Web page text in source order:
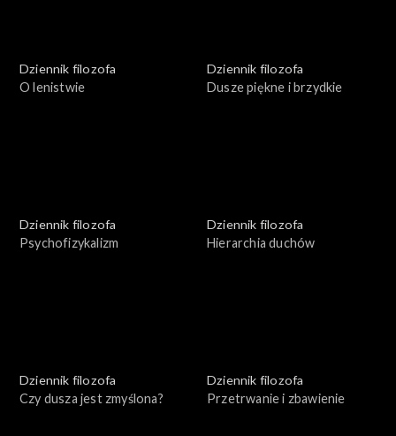
Dziennik filozofa
O lenistwie
Dziennik filozofa
Dusze piękne i brzydkie
Dziennik filozofa
Psychofizykalizm
Dziennik filozofa
Hierarchia duchów
Dziennik filozofa
Czy dusza jest zmyślona?
Dziennik filozofa
Przetrwanie i zbawienie